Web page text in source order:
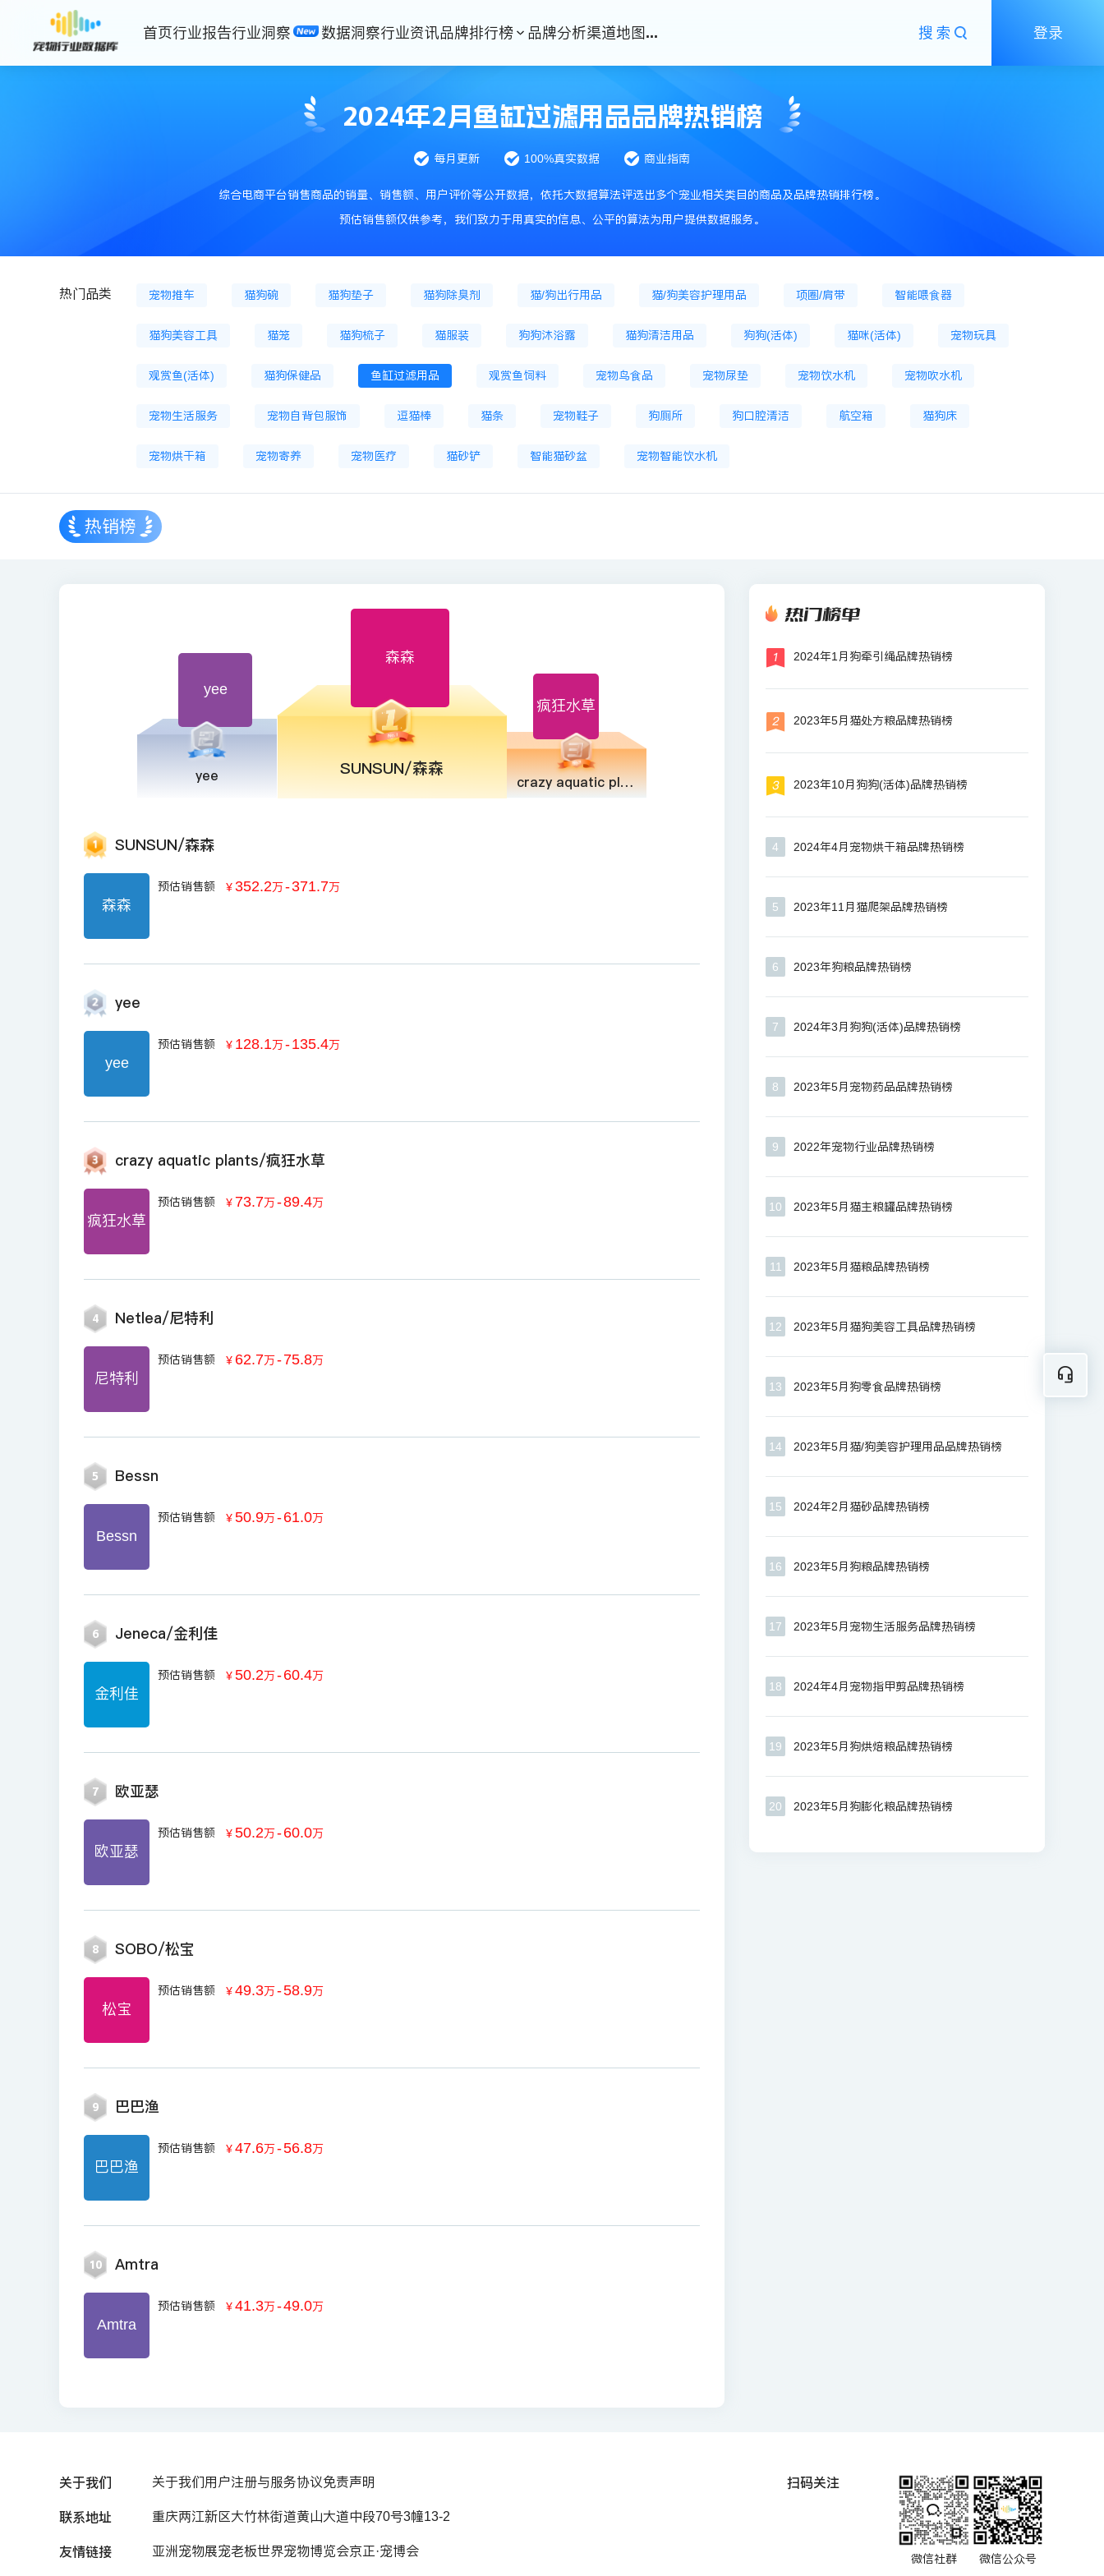
首页行业报告行业洞察 数据洞察行业资讯品牌排行榜 品牌分析渠道地图 ... 搜索 登录
2024年2月鱼缸过滤用品品牌热销榜
每月更新 100%真实数据 商业指南
综合电商平台销售商品的销量、销售额、用户评价等公开数据，依托大数据算法评选出多个宠业相关类目的商品及品牌热销排行榜。
预估销售额仅供参考，我们致力于用真实的信息、公平的算法为用户提供数据服务。
热门品类
猫风干零食 猫抓板
宠物药品 猫咪驱虫药 狗驱虫药品 通用驱虫药
猫用鱼油等 狗用鱼油等 猫化毛膏 狗微量元素 猫狗牙刷牙膏 猫沐浴露 猫口腔清洁 猫窝 宠物指甲剪
宠物推车 猫狗碗 猫狗垫子 猫狗除臭剂 猫/狗出行用品 猫/狗美容护理用品 项圈/肩带 智能喂食器
猫狗美容工具 猫笼 猫狗梳子 猫服装 狗狗沐浴露 猫狗清洁用品 狗狗(活体) 猫咪(活体) 宠物玩具
观赏鱼(活体) 猫狗保健品 鱼缸过滤用品 观赏鱼饲料 宠物鸟食品 宠物尿垫 宠物饮水机 宠物吹水机
宠物生活服务 宠物自背包服饰 逗猫棒 猫条 宠物鞋子 狗厕所 狗口腔清洁 航空箱 猫狗床
宠物烘干箱 宠物寄养 宠物医疗 猫砂铲 智能猫砂盆 宠物智能饮水机
热销榜
yee
yee
森森
SUNSUN/森森
疯狂水草
crazy aquatic plants/疯狂水草
SUNSUN/森森
森森
预估销售额 ￥ 352.2万-371.7万
yee
yee
预估销售额 ￥ 128.1万-135.4万
crazy aquatic plants/疯狂水草
疯狂水草
预估销售额 ￥ 73.7万-89.4万
4 Netlea/尼特利
尼特利
预估销售额 ￥ 62.7万-75.8万
5 Bessn
Bessn
预估销售额 ￥50.9万-61.0万
6 Jeneca/金利佳
金利佳
预估销售额 ￥50.2万-60.4万
7 欧亚瑟
欧亚瑟
预估销售额 ￥50.2万-60.0万
8 SOBO/松宝
松宝
预估销售额 ￥49.3万-58.9万
9 巴巴渔
巴巴渔
预估销售额 ￥47.6万-56.8万
10 Amtra
Amtra
预估销售额 ￥41.3万-49.0万
热门榜单
2024年1月狗牵引绳品牌热销榜
2023年5月猫处方粮品牌热销榜
2023年10月狗狗(活体)品牌热销榜
4 2024年4月宠物烘干箱品牌热销榜
5 2023年11月猫爬架品牌热销榜
6 2023年狗粮品牌热销榜
7 2024年3月狗狗(活体)品牌热销榜
8 2023年5月宠物药品品牌热销榜
9 2022年宠物行业品牌热销榜
10 2023年5月猫主粮罐品牌热销榜
11 2023年5月猫粮品牌热销榜
12 2023年5月猫狗美容工具品牌热销榜
13 2023年5月狗零食品牌热销榜
14 2023年5月猫/狗美容护理用品品牌热销榜
15 2024年2月猫砂品牌热销榜
16 2023年5月狗粮品牌热销榜
17 2023年5月宠物生活服务品牌热销榜
18 2024年4月宠物指甲剪品牌热销榜
19 2023年5月狗烘焙粮品牌热销榜
20 2023年5月狗膨化粮品牌热销榜
关于我们 关于我们用户注册与服务协议免责声明
联系地址 重庆两江新区大竹林街道黄山大道中段70号3幢13-2
友情链接 亚洲宠物展宠老板世界宠物博览会京正·宠博会
扫码关注
微信社群 微信公众号